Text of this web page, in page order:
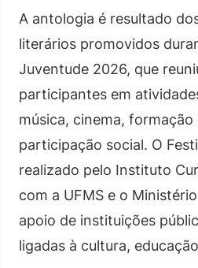
A antologia é resultado
literários promovidos
Juventude 2026, que
participantes em
música, cinema,
participação social. O
realizado pelo Instituto
com a UFMS e o
apoio de instituições
ligadas à cultura,